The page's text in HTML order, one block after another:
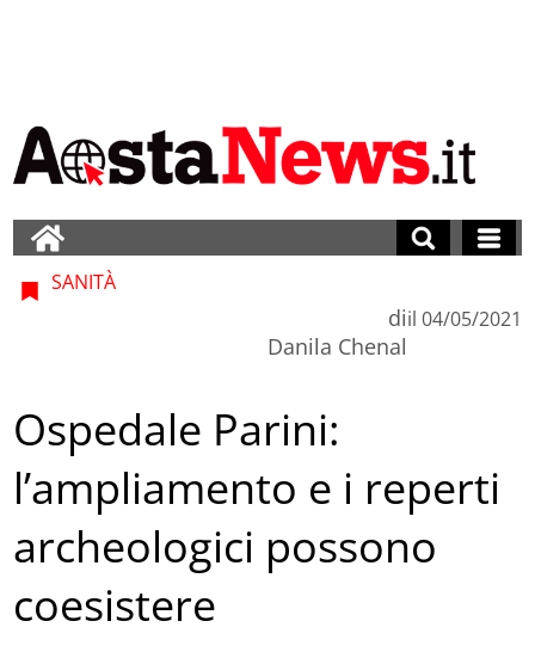
SANITÀ
di
Danila Chenal
il 04/05/2021
Ospedale Parini:
l’ampliamento e i reperti
archeologici possono
coesistere